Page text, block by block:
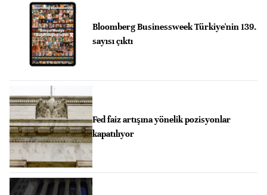
Bloomberg Businessweek Türkiye'nin 139.
sayısı çıktı
Fed faiz artışına yönelik pozisyonlar
kapatılıyor